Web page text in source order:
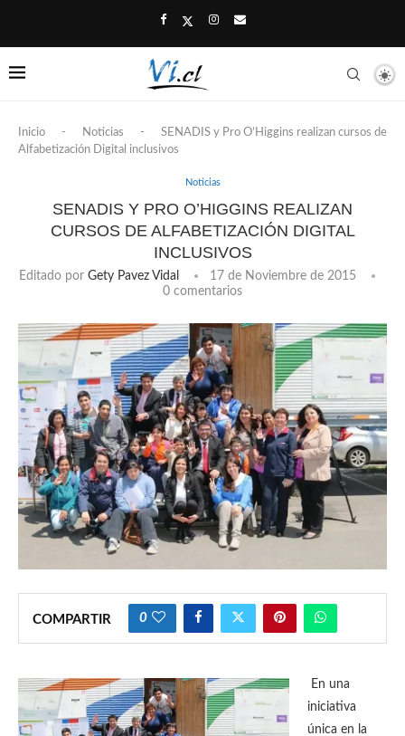
Inicio - Noticias -
SENADIS y Pro O’Higgins realizan cursos de
Alfabetización Digital inclusivos
Noticias
SENADIS Y PRO O’HIGGINS REALIZAN
CURSOS DE ALFABETIZACIÓN DIGITAL
INCLUSIVOS
Editado por Gety Pavez Vidal
17 de Noviembre de 2015
0 comentarios
COMPARTIR 0
En una
iniciativa
única en la